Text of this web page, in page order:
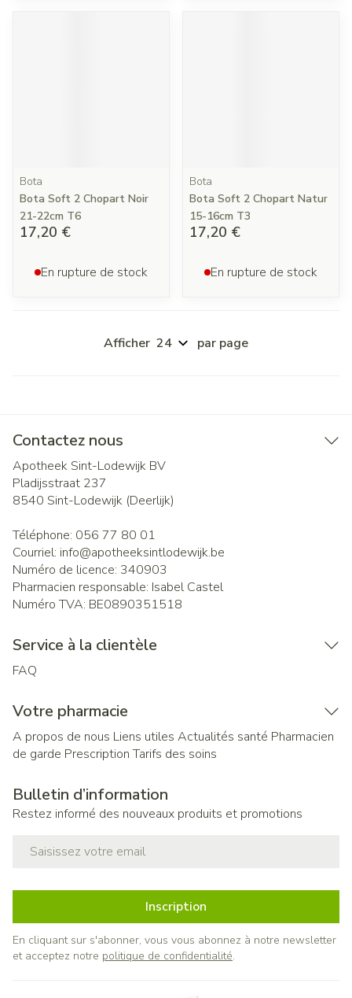
Bota
Bota Soft 2 Chopart Noir
21-22cm T6
17,20 €
En rupture de stock
Bota
Bota Soft 2 Chopart Natur
15-16cm T3
17,20 €
En rupture de stock
Afficher par page
Contactez nous
Apotheek Sint-Lodewijk BV
Pladijsstraat 237
8540 Sint-Lodewijk (Deerlijk)
Téléphone: 056 77 80 01
Courriel: info@apotheeksintlodewijk.be
Numéro de licence: 340903
Pharmacien responsable: Isabel Castel
Numéro TVA: BE0890351518
Service à la clientèle
FAQ
Votre pharmacie
A propos de nous Liens utiles Actualités santé Pharmacien
de garde Prescription Tarifs des soins
Bulletin d’information
Restez informé des nouveaux produits et promotions
Inscription
En cliquant sur s'abonner, vous vous abonnez à notre newsletter
et acceptez notre politique de confidentialité.